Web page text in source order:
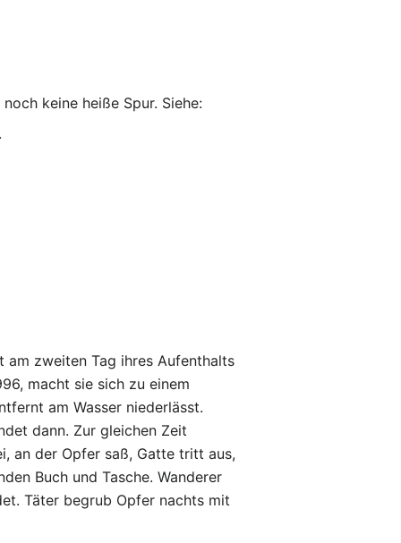
keine heiße Spur. Siehe:
am zweiten Tag ihres Aufenthalts
macht sie sich zu einem
am Wasser niederlässt.
dann. Zur gleichen Zeit
an der Opfer saß, Gatte tritt aus,
Buch und Tasche. Wanderer
Täter begrub Opfer nachts mit